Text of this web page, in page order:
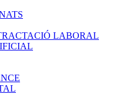
LABORAL